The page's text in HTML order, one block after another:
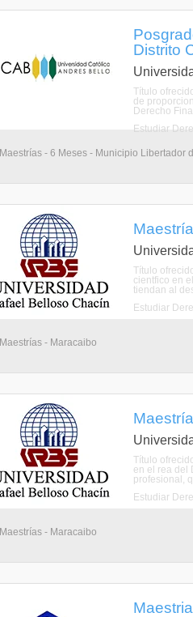
Distrito
Título
de
Derecho
Estudiar
Maestrías - 6 Meses - Municipio Libertador
Título
cientfico en
tiendan al
Estudiar
Maestrías - Maracaibo
Título
en el rea del
profesional,
Estudiar
Maestrías - Maracaibo